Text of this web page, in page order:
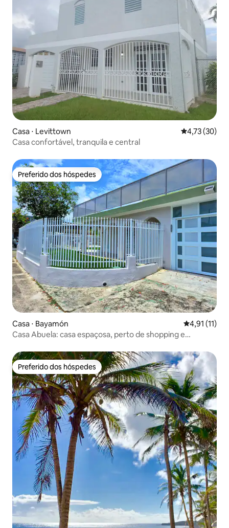
Casa ⋅ Levittown 4,73 de uma
4,73 (30)
Casa confortável, tranquila e central
Preferido dos hóspedes
Preferido dos hóspedes
Casa ⋅ Bayamón 4,91 de uma
4,91 (11)
Casa Abuela: casa espaçosa, perto de shopping e
Preferido dos hóspedes
Preferido dos hóspedes